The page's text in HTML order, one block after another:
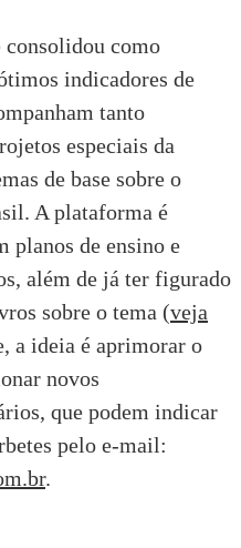
consolidou como
indicadores de
tanto
especiais da
de base sobre o
A plataforma é
planos de ensino e
além de já ter figurado
sobre o tema (veja
a ideia é aprimorar o
novos
que podem indicar
pelo e-mail:
.